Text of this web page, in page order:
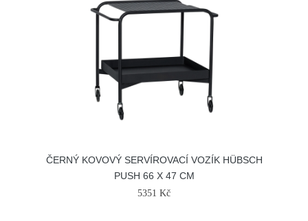
ČERNÝ KOVOVÝ SERVÍROVACÍ VOZÍK HÜBSCH
PUSH 66 X 47 CM
5351 Kč